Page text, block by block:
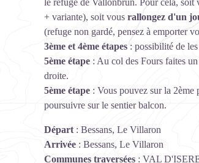
le refuge de Vallonbrun. Pour cela, soit
+ variante), soit vous rallongez d'un
(refuge non gardé, pensez à emporter
3ème et 4ème étapes : possibilité de
5ème étape : Au col des Fours faites
droite.
5ème étape : Vous pouvez sur la 2ème
poursuivre sur le sentier balcon.
Départ : Bessans, Le Villaron
Arrivée : Bessans, Le Villaron
Communes traversées : VAL